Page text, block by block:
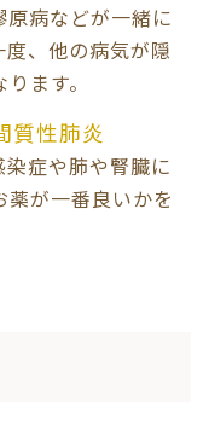
病などが一緒に
、他の病気が隠
ます。
質性肺炎
症や肺や腎臓に
が一番良いかを